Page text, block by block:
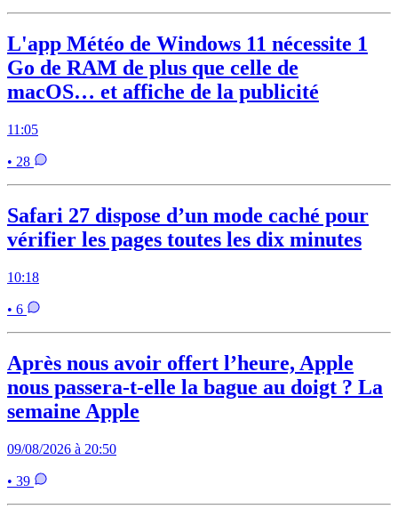
L'app Météo de Windows 11 nécessite 1
Go de RAM de plus que celle de
macOS… et affiche de la publicité
11:05
• 28
Safari 27 dispose d’un mode caché pour
vérifier les pages toutes les dix minutes
10:18
• 6
Après nous avoir offert l’heure, Apple
nous passera-t-elle la bague au doigt ? La
semaine Apple
09/08/2026 à 20:50
• 39